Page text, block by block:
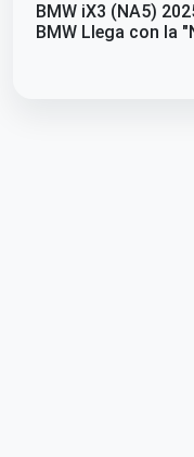
BMW iX3 (NA5)
BMW Llega con la